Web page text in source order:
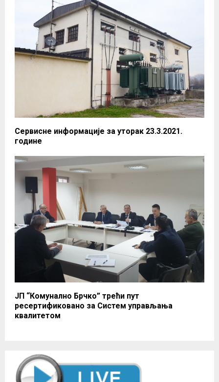
Сервисне информације за уторак 23.3.2021.
године
ЈП “Комунално Брчко” трећи пут
ресертификовано за Систем управљања
квалитетом